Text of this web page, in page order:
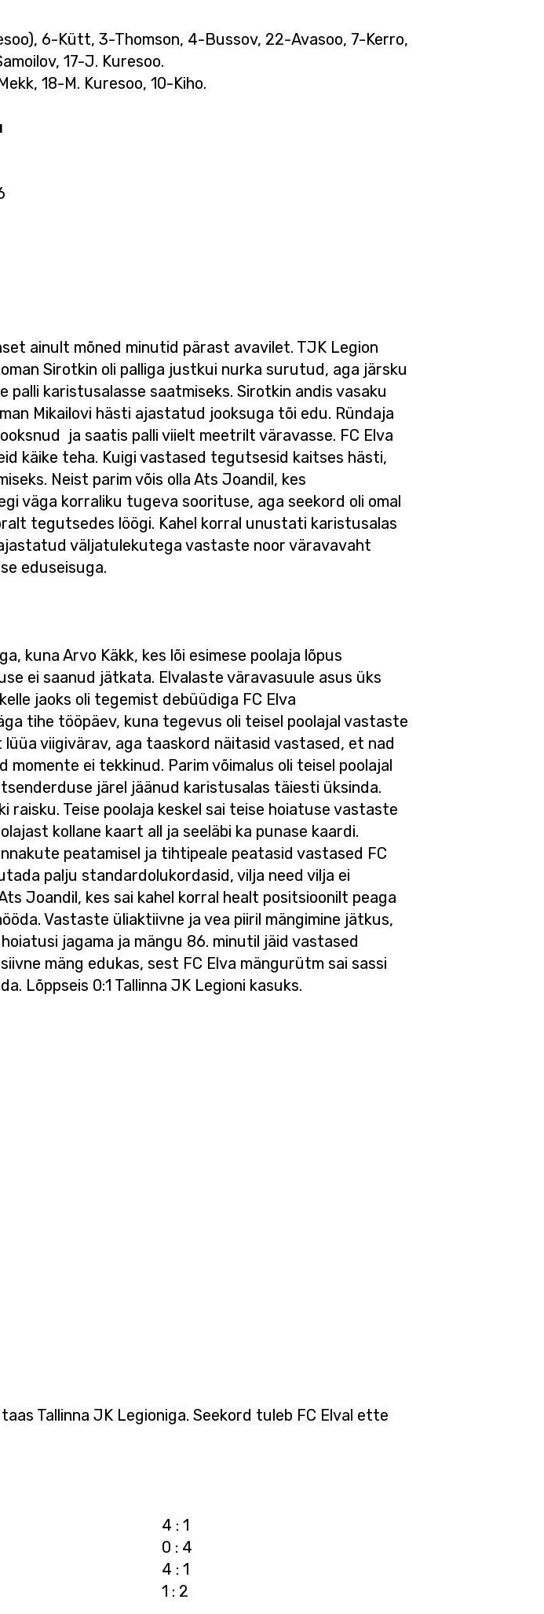
6-Kütt, 3-Thomson, 4-Bussov, 22-Avasoo, 7-Kerro,
17-J. Kuresoo.
18-M. Kuresoo, 10-Kiho.
ainult mõned minutid pärast avavilet. TJK Legion
Sirotkin oli palliga justkui nurka surutud, aga järsku
palli karistusalasse saatmiseks. Sirotkin andis vasaku
Mikailovi hästi ajastatud jooksuga tõi edu. Ründaja
ja saatis palli viielt meetrilt väravasse. FC Elva
käike teha. Kuigi vastased tegutsesid kaitses hästi,
Neist parim võis olla Ats Joandil, kes
väga korraliku tugeva soorituse, aga seekord oli omal
tegutsedes löögi. Kahel korral unustati karistusalas
väljatulekutega vastaste noor väravavaht
eduseisuga.
kuna Arvo Käkk, kes lõi esimese poolaja lõpus
ei saanud jätkata. Elvalaste väravasuule asus üks
jaoks oli tegemist debüüdiga FC Elva
tihe tööpäev, kuna tegevus oli teisel poolajal vastaste
viigivärav, aga taaskord näitasid vastased, et nad
ei tekkinud. Parim võimalus oli teisel poolajal
järel jäänud karistusalas täiesti üksinda.
raisku. Teise poolaja keskel sai teise hoiatuse vastaste
kollane kaart all ja seeläbi ka punase kaardi.
peatamisel ja tihtipeale peatasid vastased FC
palju standardolukordasid, vilja need vilja ei
Joandil, kes sai kahel korral healt positsioonilt peaga
Vastaste üliaktiivne ja vea piiril mängimine jätkus,
jagama ja mängu 86. minutil jäid vastased
mäng edukas, sest FC Elva mängurütm sai sassi
Lõppseis 0:1 Tallinna JK Legioni kasuks.
Tallinna JK Legioniga. Seekord tuleb FC Elval ette
4 : 1
0 : 4
4 : 1
1 : 2